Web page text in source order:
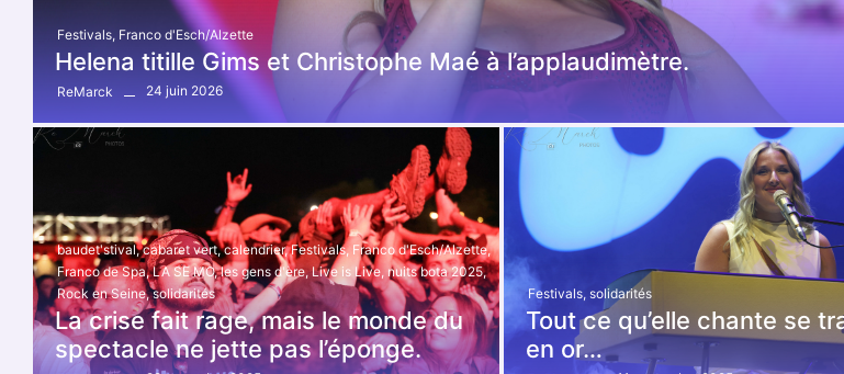
Festivals, Franco d'Esch/Alzette
Helena titille Gims et Christophe Maé à l’applaudimètre.
ReMarck 24 juin 2026
baudet'stival, cabaret vert, calendrier, Festivals, Franco d'Esch/Alzette,
Franco de Spa, LA SE MO, les gens d'ère, Live is Live nuits bota 2025,
Rock en Seine, solidarités
La crise fait rage, mais le monde du
spectacle ne jette pas l’éponge.
Festivals, solidarités
Tout ce qu’elle chante se
en or…